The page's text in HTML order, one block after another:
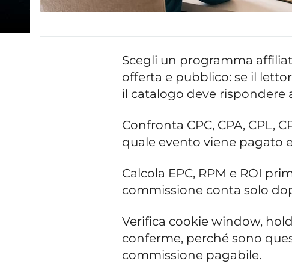
Scegli un programma
offerta e pubblico: se il
il catalogo deve rispondere
Confronta CPC, CPA, CPL,
quale evento viene pagato
Calcola EPC, RPM e ROI
commissione conta solo
Verifica cookie window,
conferme, perché sono
commissione pagabile.